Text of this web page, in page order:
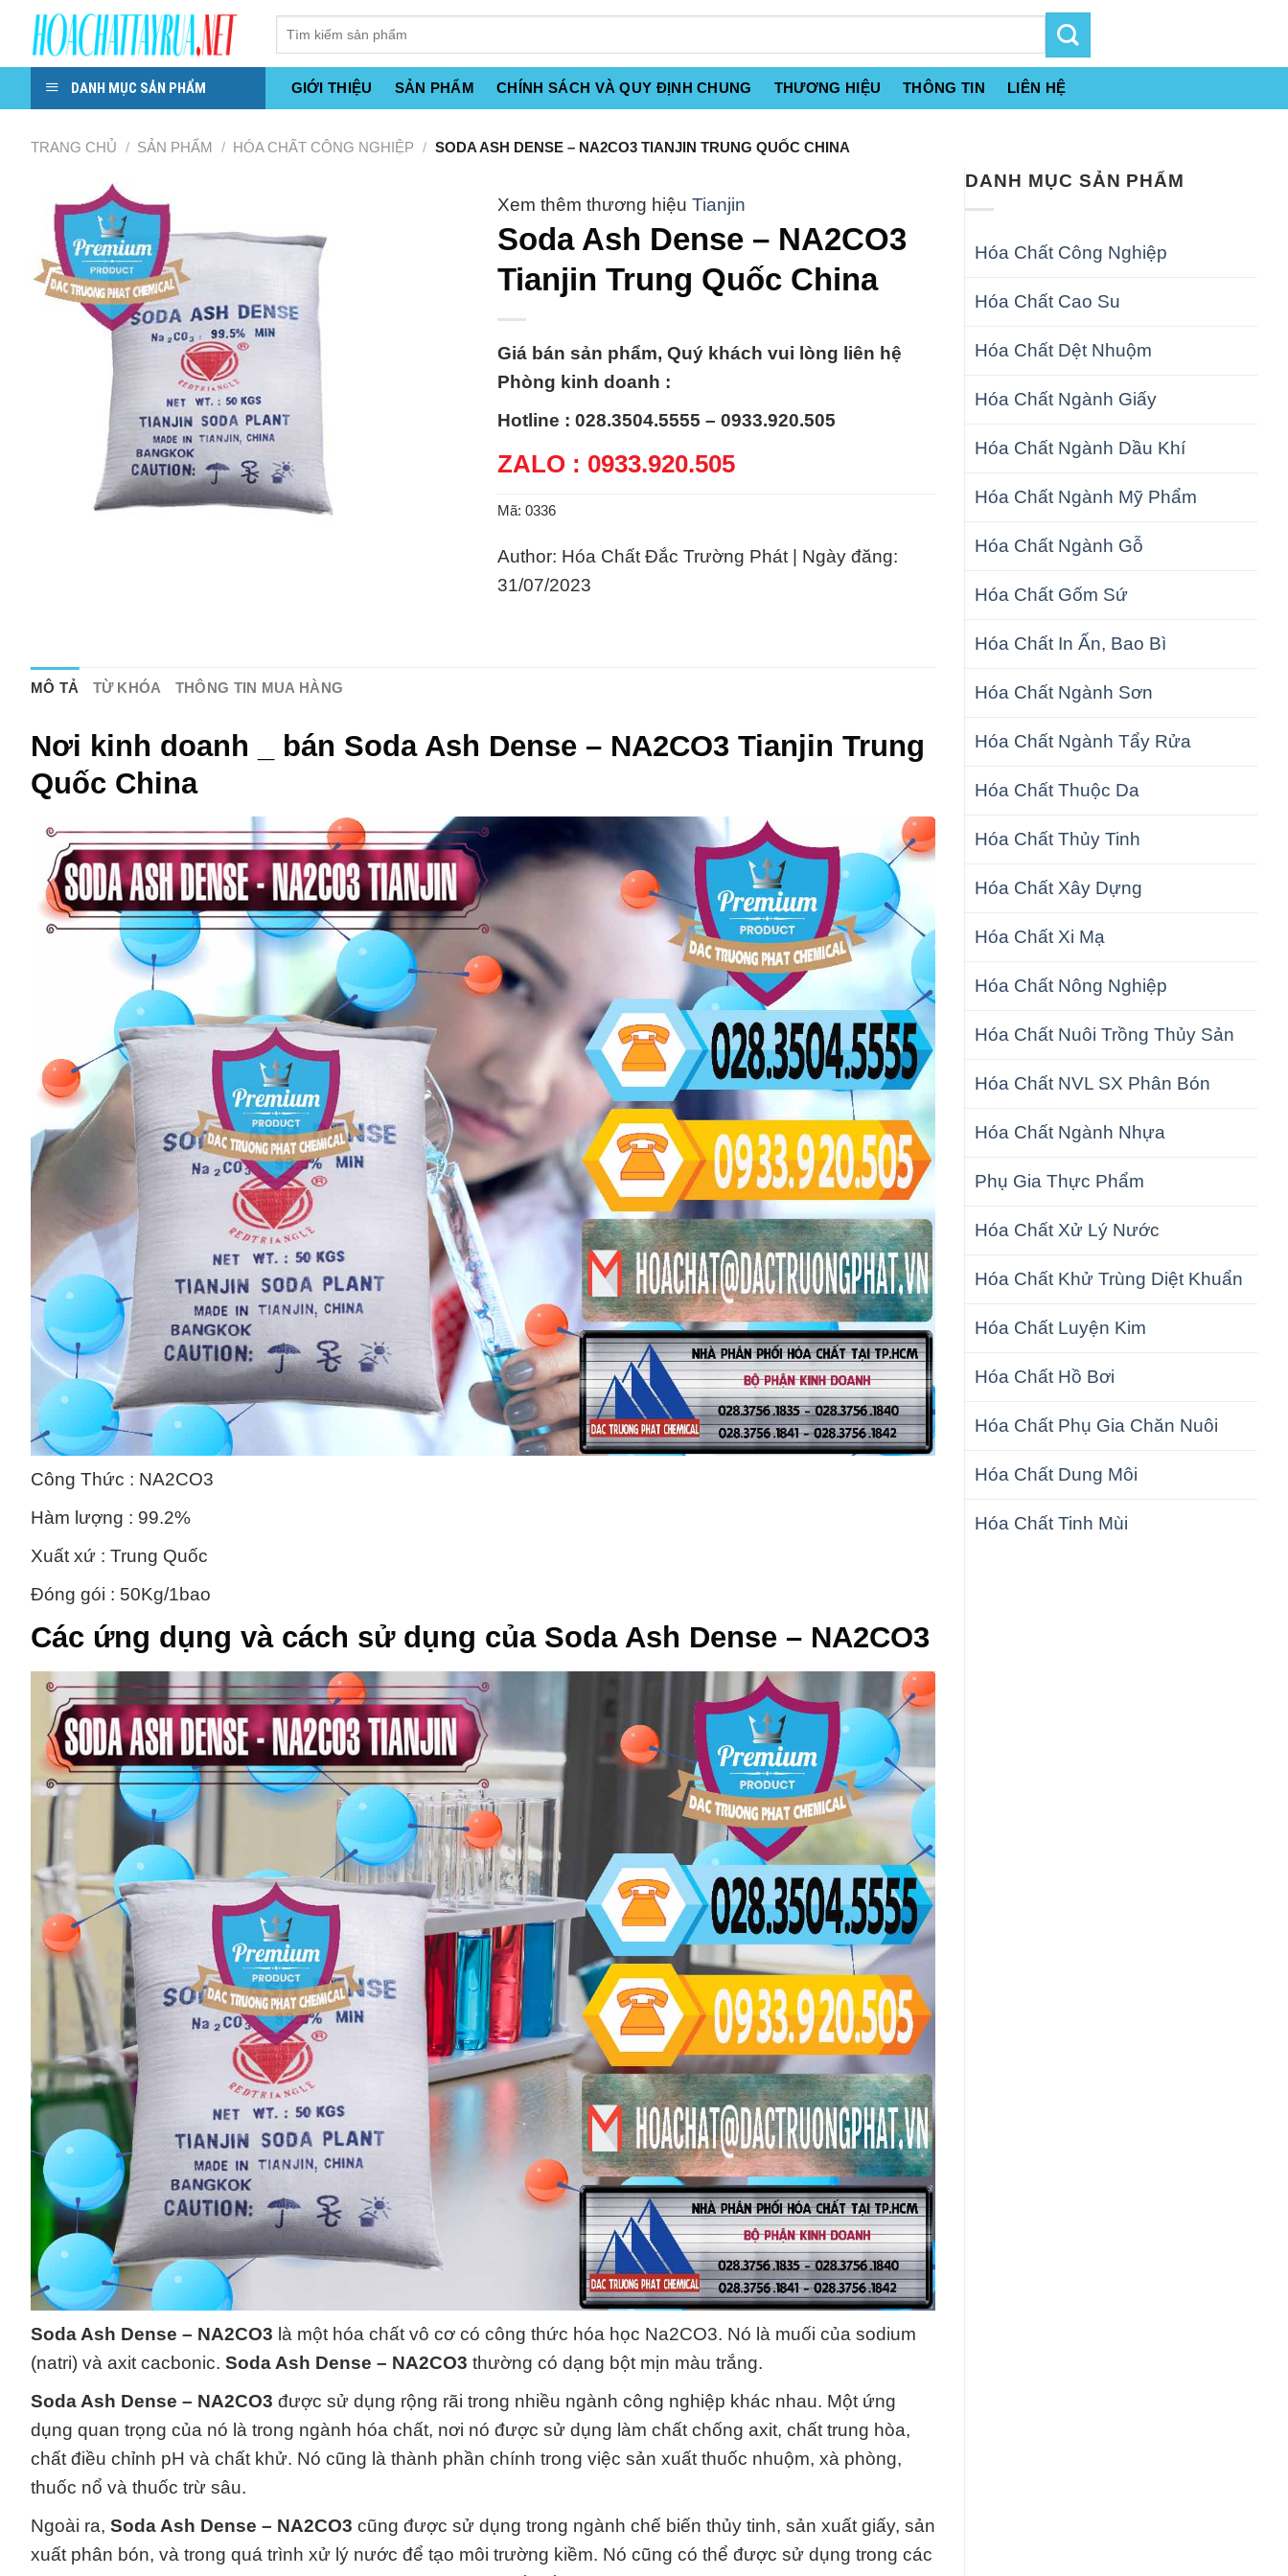
Skip
content
DANH MỤC SẢN PHẨM GIỚI THIỆU SẢN PHẨM CHÍNH SÁCH VÀ QUY ĐỊNH CHUNG THƯƠNG HIỆU THÔNG TIN LIÊN HỆ
TRANG CHỦ / SẢN PHẨM / HÓA CHẤT CÔNG NGHIỆP / SODA ASH DENSE – NA2CO3 TIANJIN TRUNG QUỐC CHINA
DANH MỤC SẢN PHẨM
Hóa Chất Công Nghiệp
Hóa Chất Cao Su
Hóa Chất Dệt Nhuộm
Hóa Chất Ngành Giấy
Hóa Chất Ngành Dầu Khí
Hóa Chất Ngành Mỹ Phẩm
Hóa Chất Ngành Gỗ
Hóa Chất Gốm Sứ
Hóa Chất In Ấn, Bao Bì
Hóa Chất Ngành Sơn
Hóa Chất Ngành Tẩy Rửa
Hóa Chất Thuộc Da
Hóa Chất Thủy Tinh
Hóa Chất Xây Dựng
Hóa Chất Xi Mạ
Hóa Chất Nông Nghiệp
Hóa Chất Nuôi Trồng Thủy Sản
Hóa Chất NVL SX Phân Bón
Hóa Chất Ngành Nhựa
Phụ Gia Thực Phẩm
Hóa Chất Xử Lý Nước
Hóa Chất Khử Trùng Diệt Khuẩn
Hóa Chất Luyện Kim
Hóa Chất Hồ Bơi
Hóa Chất Phụ Gia Chăn Nuôi
Hóa Chất Dung Môi
Hóa Chất Tinh Mùi
Tianjin
Soda Ash Dense – NA2CO3
Tianjin Trung Quốc China
Giá bán sản phẩm, Quý khách vui lòng liên hệ
Phòng kinh doanh :
Hotline : 028.3504.5555 – 0933.920.505
ZALO : 0933.920.505
Mã: 0336
Author: Hóa Chất Đắc Trường Phát | Ngày đăng:
31/07/2023
MÔ TẢ TỪ KHÓA THÔNG TIN MUA HÀNG
Nơi kinh doanh _ bán Soda Ash Dense – NA2CO3 Tianjin Trung
Quốc China
Công Thức : NA2CO3
Hàm lượng : 99.2%
Xuất xứ : Trung Quốc
Đóng gói : 50Kg/1bao
Các ứng dụng và cách sử dụng của Soda Ash Dense – NA2CO3
Soda Ash Dense – NA2CO3 là một hóa chất vô cơ có công thức hóa học Na2CO3. Nó là muối của sodium
(natri) và axit cacbonic. Soda Ash Dense – NA2CO3 thường có dạng bột mịn màu trắng.
Soda Ash Dense – NA2CO3 được sử dụng rộng rãi trong nhiều ngành công nghiệp khác nhau. Một ứng
dụng quan trọng của nó là trong ngành hóa chất, nơi nó được sử dụng làm chất chống axit, chất trung hòa,
chất điều chỉnh pH và chất khử. Nó cũng là thành phần chính trong việc sản xuất thuốc nhuộm, xà phòng,
thuốc nổ và thuốc trừ sâu.
Ngoài ra, Soda Ash Dense – NA2CO3 cũng được sử dụng trong ngành chế biến thủy tinh, sản xuất giấy, sản
xuất phân bón, và trong quá trình xử lý nước để tạo môi trường kiềm. Nó cũng có thể được sử dụng trong các